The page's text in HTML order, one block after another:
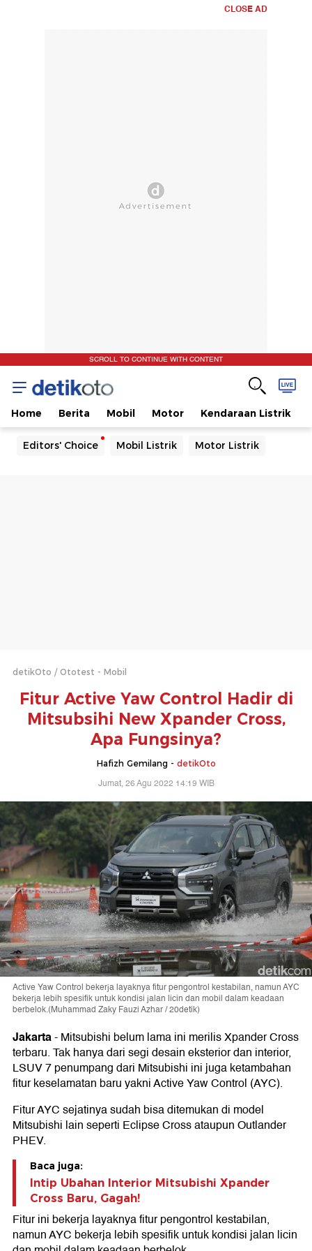
CLOSE AD
SCROLL TO CONTINUE WITH CONTENT
Home Berita Mobil Motor Kendaraan Listrik
Editors' Choice Mobil Listrik Motor Listrik
detikOto Ototest - Mobil
Fitur Active Yaw Control Hadir di
Mitsubsihi New Xpander Cross,
Apa Fungsinya?
Hafizh Gemilang - detikOto
Jumat, 26 Agu 2022 14:19 WIB
Active Yaw Control bekerja layaknya fitur pengontrol kestabilan, namun AYC
bekerja lebih spesifik untuk kondisi jalan licin dan mobil dalam keadaan
berbelok.(Muhammad Zaky Fauzi Azhar / 20detik)
Jakarta-Mitsubishi belum lama ini merilis Xpander Cross
terbaru. Tak hanya dari segi desain eksterior dan interior,
LSUV 7 penumpang dari Mitsubishi ini juga ketambahan
fitur keselamatan baru yakni Active Yaw Control (AYC).
Fitur AYC sejatinya sudah bisa ditemukan di model
Mitsubishi lain seperti Eclipse Cross ataupun Outlander
PHEV.
Baca juga:
Intip Ubahan Interior Mitsubishi Xpander
Cross Baru, Gagah!
Fitur ini bekerja layaknya fitur pengontrol kestabilan,
namun AYC bekerja lebih spesifik untuk kondisi jalan licin